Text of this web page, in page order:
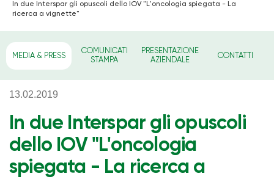
In due Interspar gli opuscoli dello IOV "L'oncologia spiegata - La
ricerca a vignette"
MEDIA & PRESS
COMUNICATI
STAMPA
PRESENTAZIONE
AZIENDALE
CONTATTI
13.02.2019
In due Interspar gli opuscoli
dello IOV "L'oncologia
spiegata - La ricerca a